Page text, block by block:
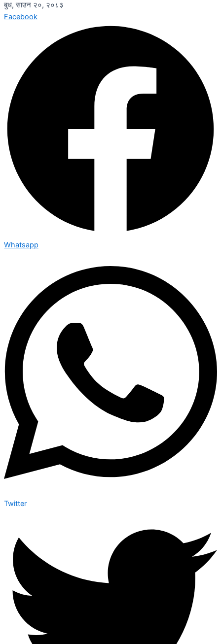
बुध, साउन २०, २०८३
Facebook
Whatsapp
Twitter